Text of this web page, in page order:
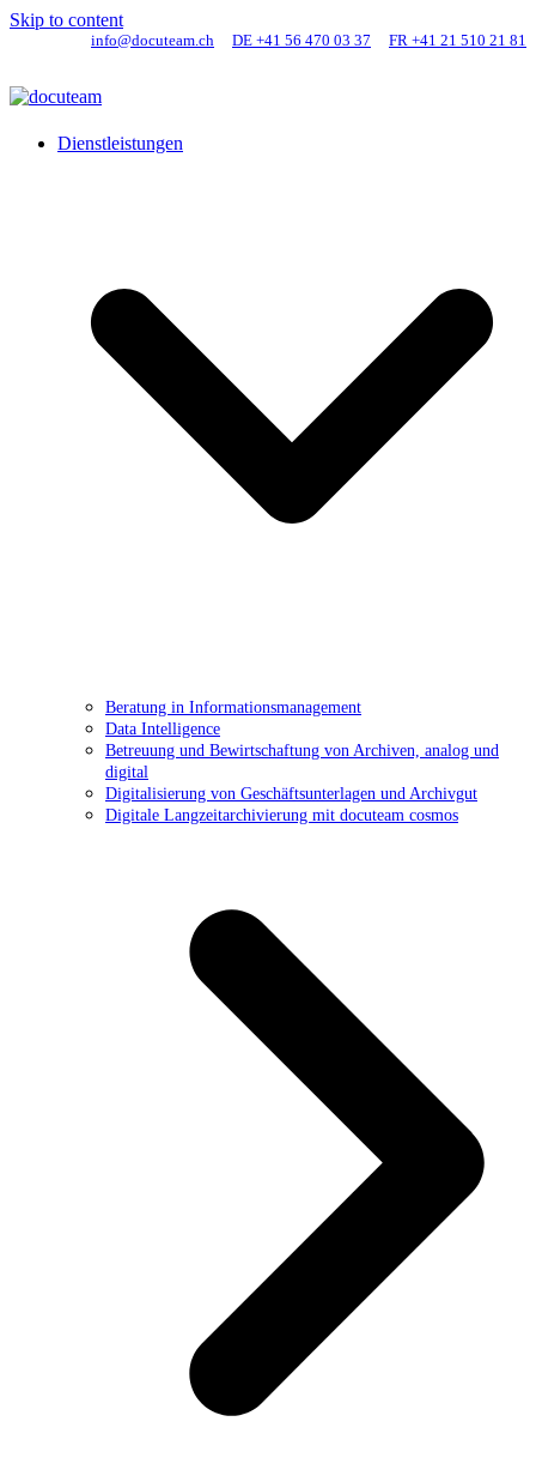
Skip to content
info@docuteam.ch DE +41 56 470 03 37 FR +41 21 510 21 81
Dienstleistungen
Beratung in Informationsmanagement
Data Intelligence
Betreuung und Bewirtschaftung von Archiven, analog und
digital
Digitalisierung von Geschäftsunterlagen und Archivgut
Digitale Langzeitarchivierung mit docuteam cosmos